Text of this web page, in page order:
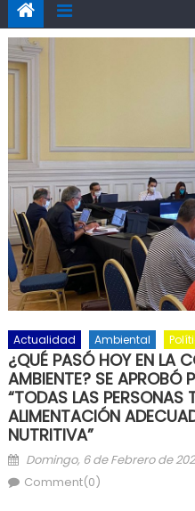
SIGUEN LOS CIERRES DE
RANCAGUA: NUEVO
CLAUSURADO Y OTRO
Actualidad Ambiental
¿QUÉ PASÓ HOY EN LA
AMBIENTE? SE APROBÓ
“TODAS LAS PERSONAS
ALIMENTACIÓN
NUTRITIVA”
Posted on
Domingo, 6 de Febrero de
Comment(0)